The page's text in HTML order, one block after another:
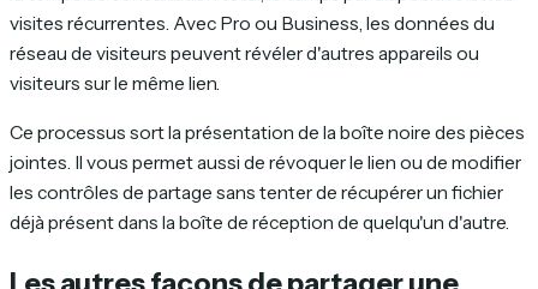
visites récurrentes. Avec Pro ou Business, les données du
réseau de visiteurs peuvent révéler d'autres appareils ou
visiteurs sur le même lien.
Ce processus sort la présentation de la boîte noire des pièces
jointes. Il vous permet aussi de révoquer le lien ou de modifier
les contrôles de partage sans tenter de récupérer un fichier
déjà présent dans la boîte de réception de quelqu'un d'autre.